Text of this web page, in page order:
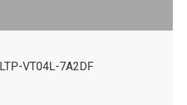
VT04L-7A2DF